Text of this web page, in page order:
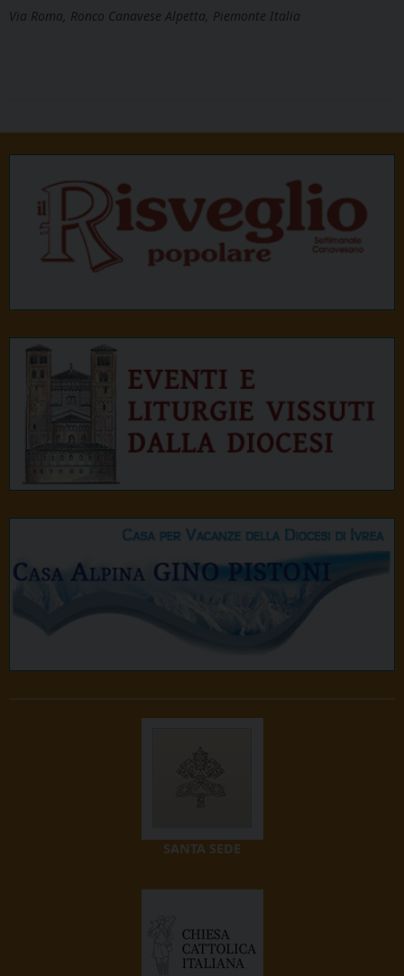
Via Roma, Ronco Canavese Alpetta, Piemonte Italia
SANTA SEDE